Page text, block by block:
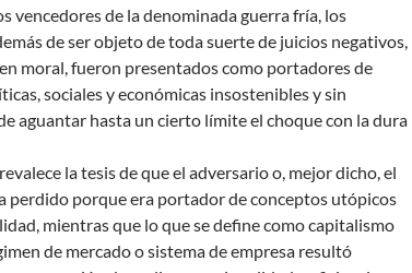
vencedores de la denominada guerra fría, los
de ser objeto de toda suerte de juicios negativos,
moral, fueron presentados como portadores de
sociales y económicas insostenibles y sin
aguantar hasta un cierto límite el choque con la dura
la tesis de que el adversario o, mejor dicho, el
perdido porque era portador de conceptos utópicos
mientras que lo que se define como capitalismo
de mercado o sistema de empresa resultó